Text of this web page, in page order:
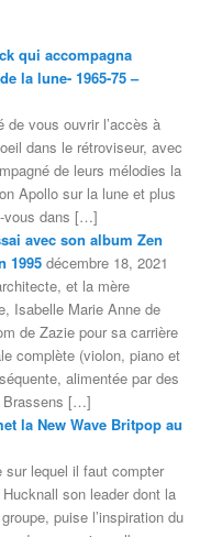
qui accompagna
la lune- 1965-75 –
de vous ouvrir l’accès à
dans le rétroviseur, avec
de leurs mélodies la
Apollo sur la lune et plus
vous dans […]
avec son album Zen
1995 décembre 18, 2021
et la mère
Isabelle Marie Anne de
de Zazie pour sa carrière
complète (violon, piano et
alimentée par des
Brassens […]
la New Wave Britpop au
lequel il faut compter
son leader dont la
puise l’inspiration du